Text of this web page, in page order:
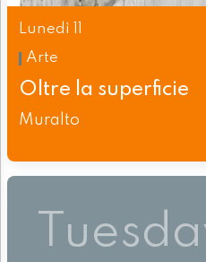
Lunedì 11
Arte
Oltre la superficie
Muralto